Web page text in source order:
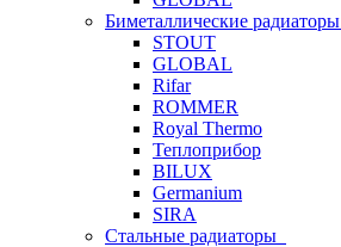
Биметаллические радиаторы
STOUT
GLOBAL
Rifar
ROMMER
Royal Thermo
Теплоприбор
BILUX
Germanium
SIRA
Стальные радиаторы